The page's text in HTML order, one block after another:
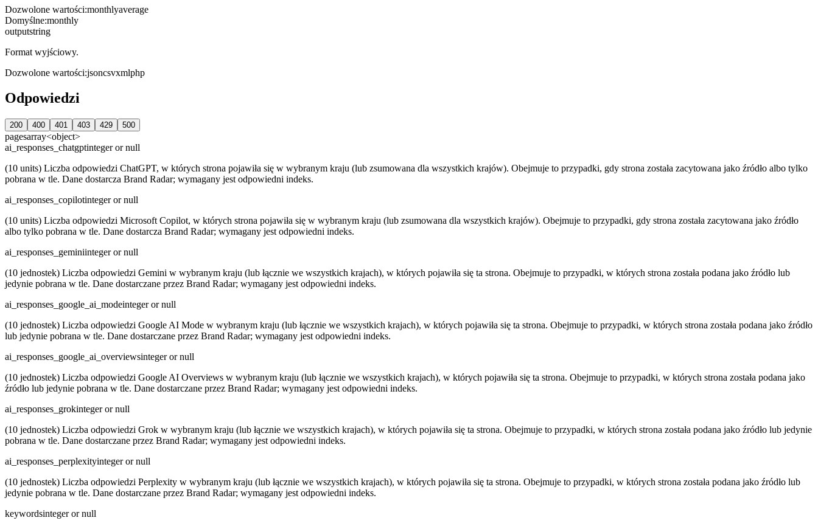
Dozwolone wartości:monthlyaverage
Domyślne:monthly
outputstring
Format wyjściowy.
Dozwolone wartości:jsoncsvxmlphp
Odpowiedzi
200 400 401 403 429 500
pagesarray<object>
ai_responses_chatgptinteger or null
(10 units) Liczba odpowiedzi ChatGPT, w których strona pojawiła się w wybranym kraju (lub zsumowana dla wszystkich krajów). Obejmuje to przypadki, gdy strona została zacytowana jako źródło albo tylko
pobrana w tle. Dane dostarcza Brand Radar; wymagany jest odpowiedni indeks.
ai_responses_copilotinteger or null
(10 units) Liczba odpowiedzi Microsoft Copilot, w których strona pojawiła się w wybranym kraju (lub zsumowana dla wszystkich krajów). Obejmuje to przypadki, gdy strona została zacytowana jako źródło
albo tylko pobrana w tle. Dane dostarcza Brand Radar; wymagany jest odpowiedni indeks.
ai_responses_geminiinteger or null
(10 jednostek) Liczba odpowiedzi Gemini w wybranym kraju (lub łącznie we wszystkich krajach), w których pojawiła się ta strona. Obejmuje to przypadki, w których strona została podana jako źródło lub
jedynie pobrana w tle. Dane dostarczane przez Brand Radar; wymagany jest odpowiedni indeks.
ai_responses_google_ai_modeinteger or null
(10 jednostek) Liczba odpowiedzi Google AI Mode w wybranym kraju (lub łącznie we wszystkich krajach), w których pojawiła się ta strona. Obejmuje to przypadki, w których strona została podana jako źródło
lub jedynie pobrana w tle. Dane dostarczane przez Brand Radar; wymagany jest odpowiedni indeks.
ai_responses_google_ai_overviewsinteger or null
(10 jednostek) Liczba odpowiedzi Google AI Overviews w wybranym kraju (lub łącznie we wszystkich krajach), w których pojawiła się ta strona. Obejmuje to przypadki, w których strona została podana jako
źródło lub jedynie pobrana w tle. Dane dostarczane przez Brand Radar; wymagany jest odpowiedni indeks.
ai_responses_grokinteger or null
(10 jednostek) Liczba odpowiedzi Grok w wybranym kraju (lub łącznie we wszystkich krajach), w których pojawiła się ta strona. Obejmuje to przypadki, w których strona została podana jako źródło lub jedynie
pobrana w tle. Dane dostarczane przez Brand Radar; wymagany jest odpowiedni indeks.
ai_responses_perplexityinteger or null
(10 jednostek) Liczba odpowiedzi Perplexity w wybranym kraju (lub łącznie we wszystkich krajach), w których pojawiła się ta strona. Obejmuje to przypadki, w których strona została podana jako źródło lub
jedynie pobrana w tle. Dane dostarczane przez Brand Radar; wymagany jest odpowiedni indeks.
keywordsinteger or null